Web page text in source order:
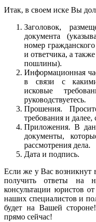
Итак, в своем иске Вы
Заголовок,
документа
номер
и ответчика, а
пошлины).
Информационная
в связи с какими
исковые
руководствуетесь.
Прошения.
требования и далее,
Приложения. В
документы,
рассмотрения дела.
Дата и подпись.
Если же у Вас возникнут
получить ответы на
консультации юристов
наших специалистов и
будет на Вашей
прямо сейчас!